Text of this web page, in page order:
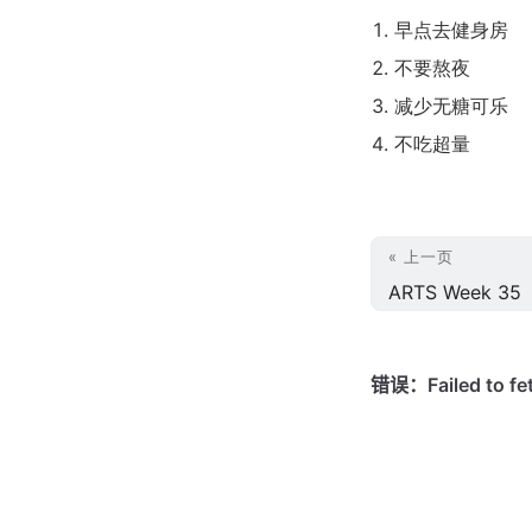
早点去健身房
不要熬夜
减少无糖可乐
不吃超量
« 上一页
ARTS Week 35